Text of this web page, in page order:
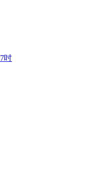
吋